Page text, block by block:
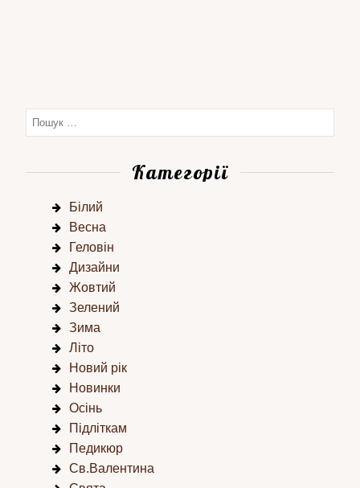
Категорії
Білий
Весна
Геловін
Дизайни
Жовтий
Зелений
Зима
Літо
Новий рік
Новинки
Осінь
Підліткам
Педикюр
Св.Валентина